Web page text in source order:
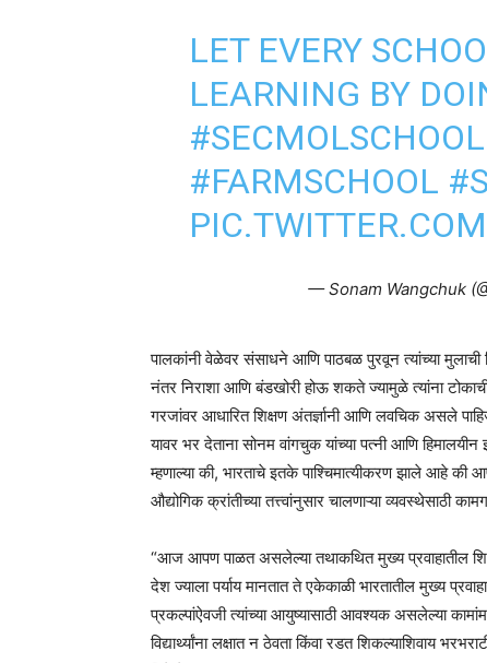
LET EVERY
LEARNING BY
#SECMOLSCHOOL
#FARMSCHOOL
— Sonam Wangchuk
पालकांनी वेळेवर संसाधने आणि पाठबळ पुरवून त्यांच्या मुलाची
नंतर निराशा आणि बंडखोरी होऊ शकते ज्यामुळे त्यांना
गरजांवर आधारित शिक्षण अंतर्ज्ञानी आणि लवचिक असले
यावर भर देताना सोनम वांगचुक यांच्या पत्नी आणि
म्हणाल्या की, भारताचे इतके पाश्चिमात्यीकरण झाले आहे की
औद्योगिक क्रांतीच्या तत्त्वांनुसार चालणाऱ्या व्यवस्थेसाठी
“आज आपण पाळत असलेल्या तथाकथित मुख्य प्रवाहातील
देश ज्याला पर्याय मानतात ते एकेकाळी भारतातील मुख्य
प्रकल्पांऐवजी त्यांच्या आयुष्यासाठी आवश्यक असलेल्या
विद्यार्थ्यांना लक्षात न ठेवता किंवा रडत शिकल्याशिवाय